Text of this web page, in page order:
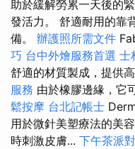
助於緩解勞累一天後的
發活力。 舒適耐用的靠
備。 辦護照所需文件
巧 台中外燴服務首選 士
舒適的材質製成，提供
服務 由於橡膠邊緣，它
鬆按摩 台北記帳士
用於微針美塑療法的美
時刺激皮膚... 下午茶派